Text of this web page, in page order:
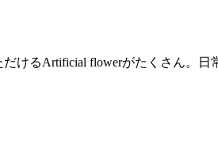
けるArtificial flowerがたくさん。日